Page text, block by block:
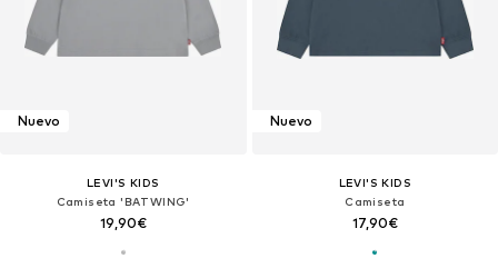
Nuevo
LEVI'S KIDS
Camiseta 'BATWING'
19,90€
Nuevo
LEVI'S KIDS
Camiseta
17,90€